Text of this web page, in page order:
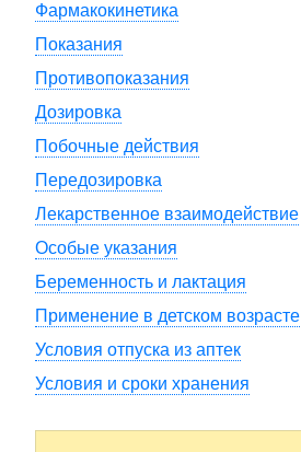
Фармакокинетика
Показания
Противопоказания
Дозировка
Побочные действия
Передозировка
Лекарственное взаимодействие
Особые указания
Беременность и лактация
Применение в детском возрасте
Условия отпуска из аптек
Условия и сроки хранения